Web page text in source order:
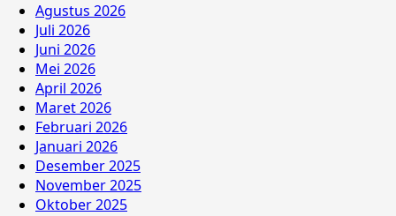
Agustus 2026
Juli 2026
Juni 2026
Mei 2026
April 2026
Maret 2026
Februari 2026
Januari 2026
Desember 2025
November 2025
Oktober 2025